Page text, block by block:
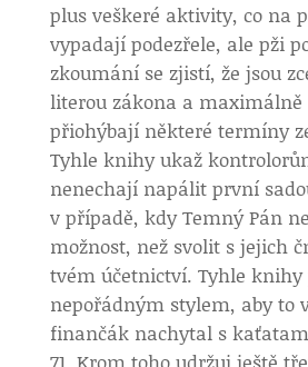
plus veškeré aktivity, co na
vypadají podezřele, ale pži
zkoumání se zjistí, že jsou
literou zákona a maximálně
přiohýbají některé termíny
Tyhle knihy ukaž
nenechají napálit první
v případě, kdy Temný Pán
možnost, než svolit s jejich
tvém účetnictví. Tyhle knihy
nepořádným stylem, aby to
finančák nachytal s
Krom toho udržuj ještě